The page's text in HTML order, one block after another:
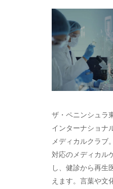
ザ・ペニンシュラ
インターナショナ
メディカルクラブ
対応のメディカル
し、健診から再生
えます。言葉や文